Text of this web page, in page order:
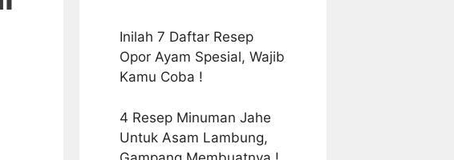
Inilah 7 Daftar Resep
Opor Ayam Spesial, Wajib
Kamu Coba !
4 Resep Minuman Jahe
Untuk Asam Lambung,